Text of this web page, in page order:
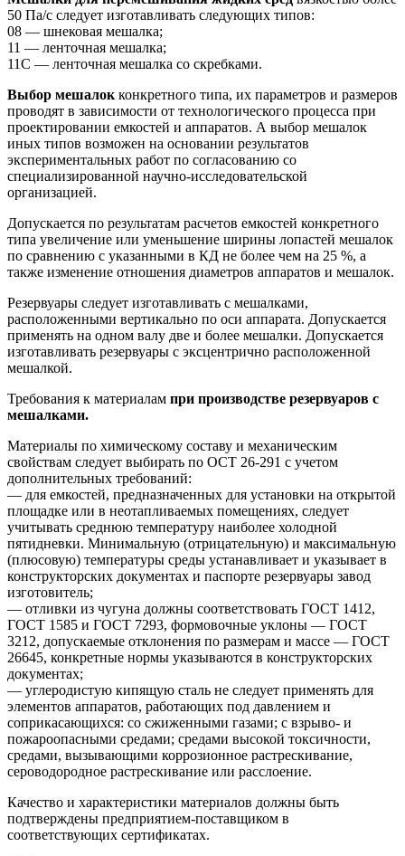
50 Па/с следует изготавливать следующих типов:
08 — шнековая мешалка;
11 — ленточная мешалка;
11С — ленточная мешалка со скребками.
Выбор мешалок конкретного типа, их параметров и размеров
проводят в зависимости от технологического процесса при
проектировании емкостей и аппаратов. А выбор мешалок
иных типов возможен на основании результатов
экспериментальных работ по согласованию со
специализированной научно-исследовательской
организацией.
Допускается по результатам расчетов емкостей конкретного
типа увеличение или уменьшение ширины лопастей мешалок
по сравнению с указанными в КД не более чем на 25 %, а
также изменение отношения диаметров аппаратов и мешалок.
Резервуары следует изготавливать с мешалками,
расположенными вертикально по оси аппарата. Допускается
применять на одном валу две и более мешалки. Допускается
изготавливать резервуары с эксцентрично расположенной
мешалкой.
Требования к материалам при производстве резервуаров с
мешалками.
Материалы по химическому составу и механическим
свойствам следует выбирать по ОСТ 26-291 с учетом
дополнительных требований:
— для емкостей, предназначенных для установки на открытой
площадке или в неотапливаемых помещениях, следует
учитывать среднюю температуру наиболее холодной
пятидневки. Минимальную (отрицательную) и максимальную
(плюсовую) температуры среды устанавливает и указывает в
конструкторских документах и паспорте резервуары завод
изготовитель;
— отливки из чугуна должны соответствовать ГОСТ 1412,
ГОСТ 1585 и ГОСТ 7293, формовочные уклоны — ГОСТ
3212, допускаемые отклонения по размерам и массе — ГОСТ
26645, конкретные нормы указываются в конструкторских
документах;
— углеродистую кипящую сталь не следует применять для
элементов аппаратов, работающих под давлением и
соприкасающихся: со сжиженными газами; с взрыво- и
пожароопасными средами; средами высокой токсичности,
средами, вызывающими коррозионное растрескивание,
сероводородное растрескивание или расслоение.
Качество и характеристики материалов должны быть
подтверждены предприятием-поставщиком в
соответствующих сертификатах.